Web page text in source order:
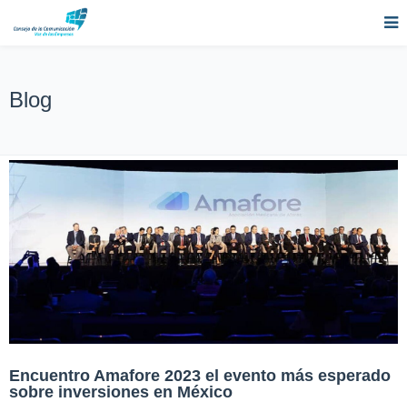
Blog
Encuentro Amafore 2023 el evento más esperado
sobre inversiones en México